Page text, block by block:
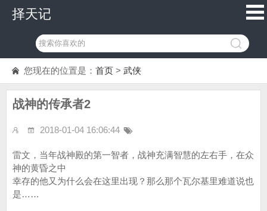
择天记
您现在的位置是： 首页 > 武侠
战神的传承者2
2018-01-04 16:06:44
雷文，当年战神殿的第一智者，战神充满智慧的左右手，在众
神的黄昏之中
幸存的他又为什么会在这里出现？那么那个瓦尔基里难道说也
是……